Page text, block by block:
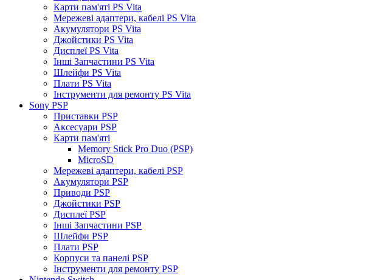
Карти пам'яті PS Vita
Мережеві адаптери, кабелі PS Vita
Акумулятори PS Vita
Джойстики PS Vita
Дисплеї PS Vita
Інші Запчастини PS Vita
Шлейфи PS Vita
Плати PS Vita
Інструменти для ремонту PS Vita
Sony PSP
Приставки PSP
Аксесуари PSP
Карти пам'яті
Memory Stick Pro Duo (PSP)
MicroSD
Мережеві адаптери, кабелі PSP
Акумулятори PSP
Приводи PSP
Джойстики PSP
Дисплеї PSP
Інші Запчастини PSP
Шлейфи PSP
Плати PSP
Корпуси та панелі PSP
Інструменти для ремонту PSP